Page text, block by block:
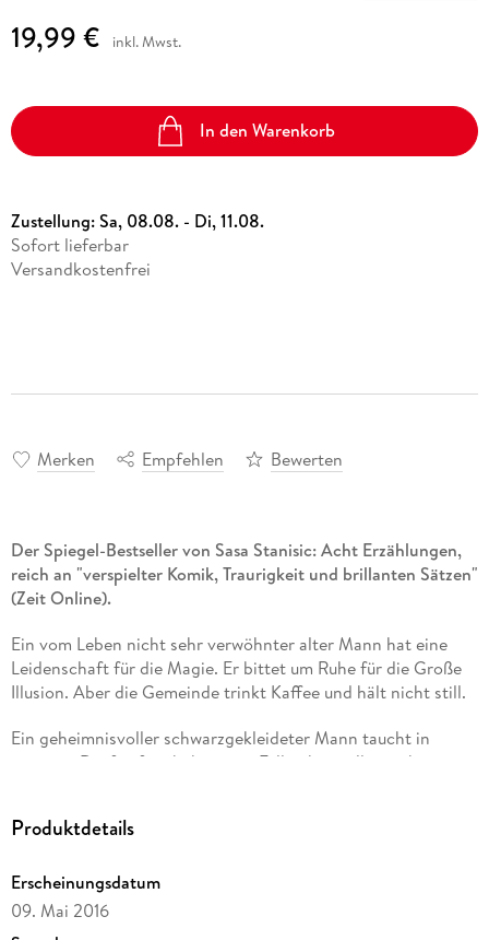
19,99 € inkl. Mwst.
In den Warenkorb
Zustellung:Sa, 08.08. - Di, 11.08.
Sofort lieferbar
Versandkostenfrei
Merken Empfehlen Bewerten
Der Spiegel-Bestseller von Sasa Stanisic: Acht Erzählungen,
reich an "verspielter Komik, Traurigkeit und brillanten Sätzen"
(Zeit Online).
Ein vom Leben nicht sehr verwöhnter alter Mann hat eine
Leidenschaft für die Magie. Er bittet um Ruhe für die Große
Illusion. Aber die Gemeinde trinkt Kaffee und hält nicht still.
Ein geheimnisvoller schwarzgekleideter Mann taucht in
unserem Dorf auf, er behauptet, Fallen herstellen zu können
uckermärkische Dorf, das den Lesern aus "Vor dem Fest"
"Ich finde Bäume nur als Schrank super", ruft der
Produktdetails
Erscheinungsdatum
09. Mai 2016